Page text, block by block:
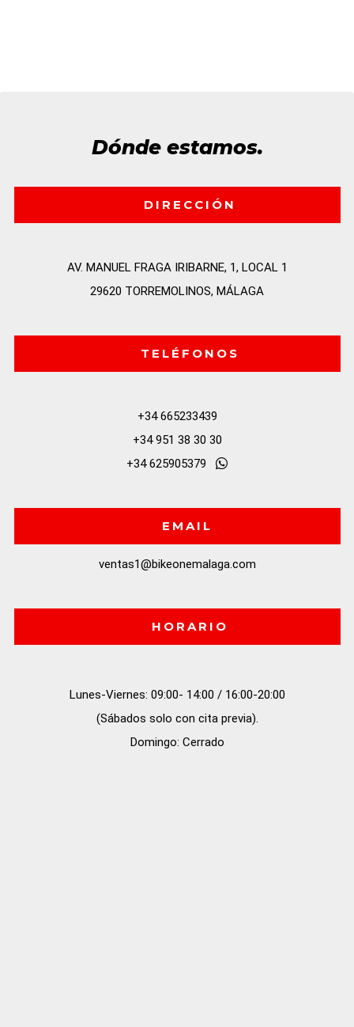
Dónde estamos.
DIRECCIÓN
AV. MANUEL FRAGA IRIBARNE, 1, LOCAL 1
29620 TORREMOLINOS, MÁLAGA
TELÉFONOS
+34 665233439
+34 951 38 30 30
+34 625905379
EMAIL
ventas1@bikeonemalaga.com
HORARIO
Lunes-Viernes: 09:00- 14:00 / 16:00-20:00
(Sábados solo con cita previa).
Domingo: Cerrado